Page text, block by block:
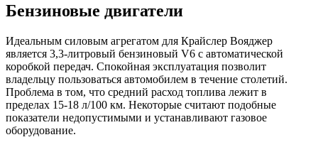
Бензиновые двигатели
Идеальным силовым агрегатом для Крайслер Вояджер
является 3,3-литровый бензиновый V6 с автоматической
коробкой передач. Спокойная эксплуатация позволит
владельцу пользоваться автомобилем в течение столетий.
Проблема в том, что средний расход топлива лежит в
пределах 15-18 л/100 км. Некоторые считают подобные
показатели недопустимыми и устанавливают газовое
оборудование.